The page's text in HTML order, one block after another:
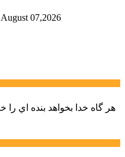
August 07,2026
هر گاه خدا بخواهد بنده اي را